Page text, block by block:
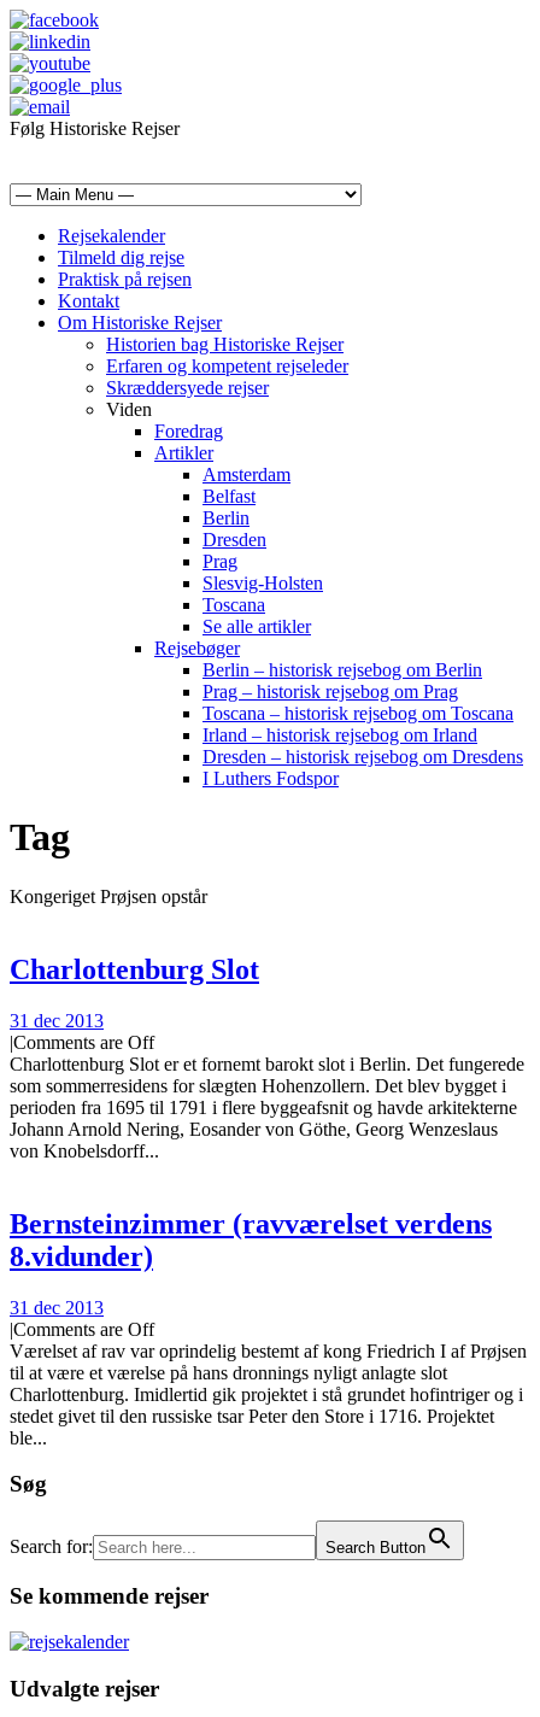
Følg Historiske Rejser
Rejsekalender
Tilmeld dig rejse
Praktisk på rejsen
Kontakt
Om Historiske Rejser
Historien bag Historiske Rejser
Erfaren og kompetent rejseleder
Skræddersyede rejser
Viden
Foredrag
Artikler
Amsterdam
Belfast
Berlin
Dresden
Prag
Slesvig-Holsten
Toscana
Se alle artikler
Rejsebøger
Berlin – historisk rejsebog om Berlin
Prag – historisk rejsebog om Prag
Toscana – historisk rejsebog om Toscana
Irland – historisk rejsebog om Irland
Dresden – historisk rejsebog om Dresdens
I Luthers Fodspor
Tag
Kongeriget Prøjsen opstår
Charlottenburg Slot
31 dec 2013
|Comments are Off
Charlottenburg Slot er et fornemt barokt slot i Berlin. Det fungerede
som sommerresidens for slægten Hohenzollern. Det blev bygget i
perioden fra 1695 til 1791 i flere byggeafsnit og havde arkitekterne
Johann Arnold Nering, Eosander von Göthe, Georg Wenzeslaus
von Knobelsdorff...
Bernsteinzimmer (ravværelset verdens
8.vidunder)
31 dec 2013
|Comments are Off
Værelset af rav var oprindelig bestemt af kong Friedrich I af Prøjsen
til at være et værelse på hans dronnings nyligt anlagte slot
Charlottenburg. Imidlertid gik projektet i stå grundet hofintriger og i
stedet givet til den russiske tsar Peter den Store i 1716. Projektet
ble...
Søg
Search for: Search Button
Se kommende rejser
Udvalgte rejser